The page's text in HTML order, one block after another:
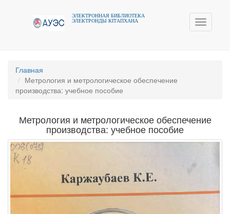
Toggle
ЭЛЕКТРОННАЯ БИБЛИОТЕКА
ЭЛЕКТРОНДЫ КIТАПХАНА
Главная
Метрология и метрологическое обеспечение
производства: учебное пособие
Метрология и метрологическое обеспечение
производства: учебное пособие